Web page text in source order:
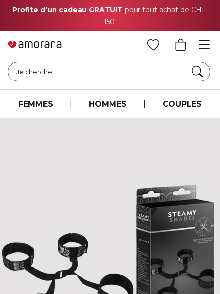
Profite d'un cadeau GRATUIT pour tout achat de CHF
150
Je cherche ..
FEMMES HOMMES COUPLES